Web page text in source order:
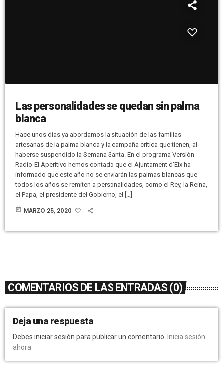
Las personalidades se quedan sin palma
blanca
Hace unos días ya abordamos la situación de las familias
artesanas de la palma blanca y la campaña crítica que tienen, al
haberse suspendido la Semana Santa. En el programa Versión
Radio-El Aperitivo hemos contado que el Ajuntament d'Elx ha
informado que este año no se enviarán las palmas blancas que
todos los años se remiten a personalidades, como el Rey, la Reina,
el Papa, el presidente del Gobierno, el […]
today MARZO 25, 2020
COMENTARIOS DE LAS ENTRADAS (0)
Deja una respuesta
Debes iniciar sesión para publicar un comentario.
Inicia sesión
ahora